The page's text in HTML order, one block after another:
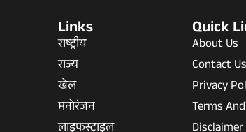
Links
राष्ट्रीय
राज्य
खेल
मनोरंजन
Quick
About Us
Contact Us
Privacy
Terms